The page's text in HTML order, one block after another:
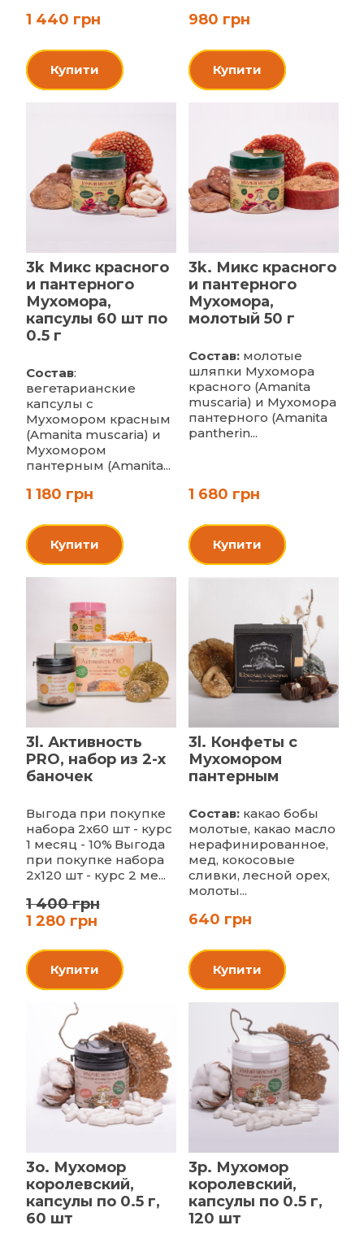
1 440 грн
Купити
980 грн
Купити
3k Микс красного
и пантерного
Мухомора,
капсулы 60 шт по
0.5 г
Состав:
вегетарианские
капсулы с
Мухомором красным
(Amanita muscaria) и
Мухомором
пантерным (Amanita...
1 180 грн
Купити
3k. Микс красного
и пантерного
Мухомора,
молотый 50 г
Состав:молотые
шляпки Мухомора
красного (Amanita
muscaria) и Мухомора
пантерного (Amanita
pantherin...
1 680 грн
Купити
3l. Активность
PRO, набор из 2-х
баночек
Выгода при покупке
набора 2х60 шт - курс
1 месяц - 10% Выгода
при покупке набора
2х120 шт - курс 2 ме...
1 400 грн
1 280 грн
Купити
3l. Конфеты с
Мухомором
пантерным
Состав: какао бобы
молотые, какао масло
нерафинированное,
мед, кокосовые
сливки, лесной орех,
молоты...
640 грн
Купити
3o. Мухомор
королевский,
капсулы по 0.5 г,
60 шт
3p. Мухомор
королевский,
капсулы по 0.5 г,
120 шт